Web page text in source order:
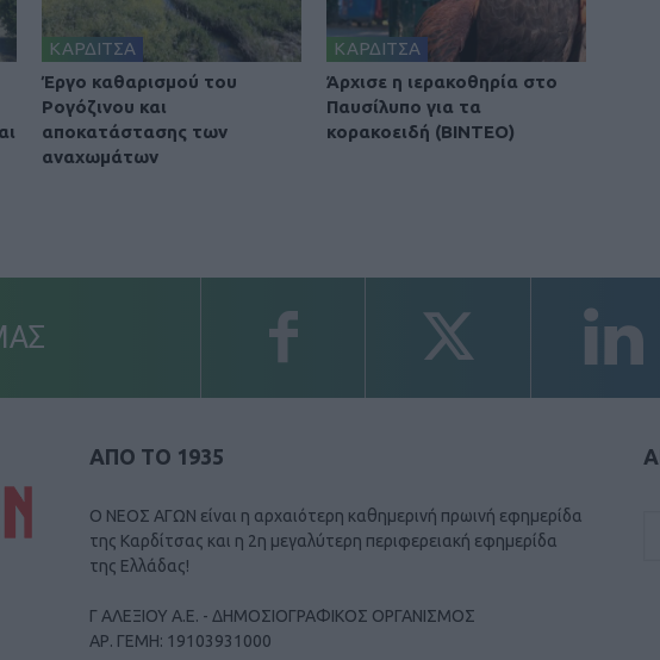
ΚΑΡΔΙΤΣΑ
Έργο καθαρισμού του
Ρογόζινου και
αποκατάστασης των
αναχωμάτων
ΚΑΡΔΙΤΣΑ
Άρχισε η ιερακοθηρία στο
Παυσίλυπο για τα
κορακοειδή (ΒΙΝΤΕΟ)
ΑΠΟ ΤΟ 1935
Ο ΝΕΟΣ ΑΓΩΝ είναι η αρχαιότερη καθημερινή πρωινή εφημερίδα
της Καρδίτσας και η 2η μεγαλύτερη περιφερειακή εφημερίδα
της Ελλάδας!
Γ ΑΛΕΞΙΟΥ Α.Ε. - ΔΗΜΟΣΙΟΓΡΑΦΙΚΟΣ ΟΡΓΑΝΙΣΜΟΣ
ΑΡ. ΓΕΜΗ: 19103931000